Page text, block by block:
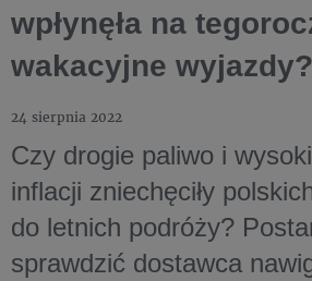
wpłynęła na
wakacyjne wyjazdy?
24 sierpnia 2022
Czy drogie paliwo i
inflacji zniechęciły
do letnich podróży?
sprawdzić dostawca